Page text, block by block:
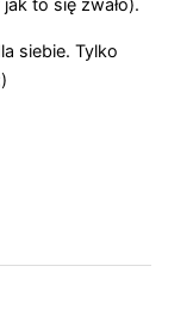
to się zwało).
siebie. Tylko